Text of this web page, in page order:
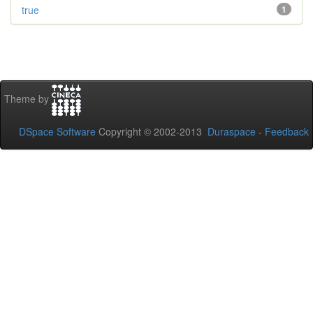
1
true
Theme by
DSpace Software Copyright © 2002-2013 Duraspace - Feedback